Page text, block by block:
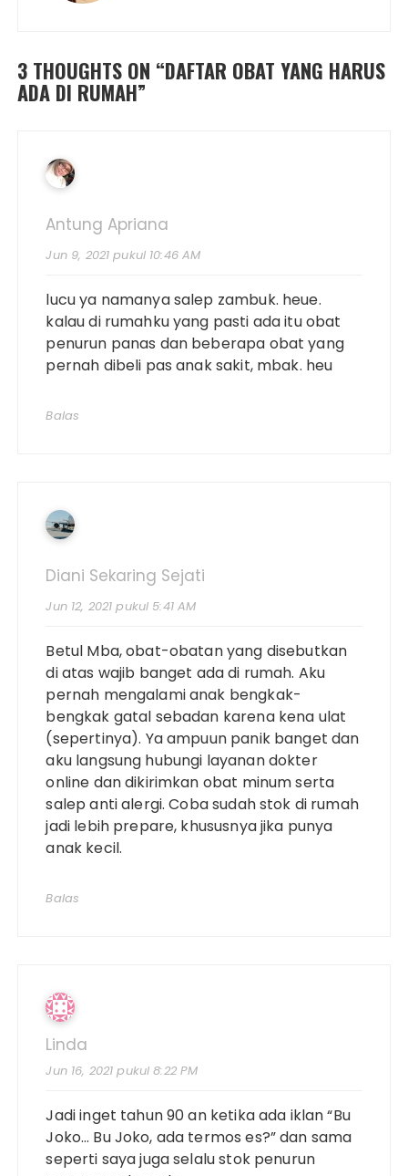
3 THOUGHTS ON “DAFTAR OBAT YANG HARUS
ADA DI RUMAH”
Antung Apriana
Jun 9, 2021 pukul 10:46 AM
lucu ya namanya salep zambuk. heue.
kalau di rumahku yang pasti ada itu obat
penurun panas dan beberapa obat yang
pernah dibeli pas anak sakit, mbak. heu
Balas
Diani Sekaring Sejati
Jun 12, 2021 pukul 5:41 AM
Betul Mba, obat-obatan yang disebutkan
di atas wajib banget ada di rumah. Aku
pernah mengalami anak bengkak-
bengkak gatal sebadan karena kena ulat
(sepertinya). Ya ampuun panik banget dan
aku langsung hubungi layanan dokter
online dan dikirimkan obat minum serta
salep anti alergi. Coba sudah stok di rumah
jadi lebih prepare, khususnya jika punya
anak kecil.
Balas
Linda
Jun 16, 2021 pukul 8:22 PM
Jadi inget tahun 90 an ketika ada iklan “Bu
Joko… Bu Joko, ada termos es?” dan sama
seperti saya juga selalu stok penurun